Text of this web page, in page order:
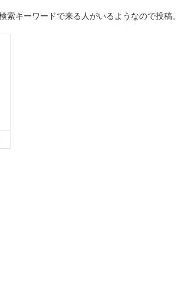
索キーワードで来る人がいるようなので投稿。